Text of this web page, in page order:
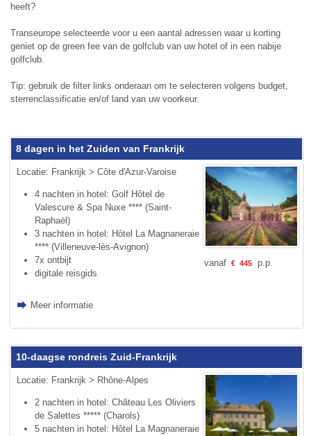
heeft?
Transeurope selecteerde voor u een aantal adressen waar u korting
geniet op de green fee van de golfclub van uw hotel of in een nabije
golfclub.
Tip: gebruik de filter links onderaan om te selecteren volgens budget,
sterrenclassificatie en/of land van uw voorkeur.
8 dagen in het Zuiden van Frankrijk
Locatie: Frankrijk > Côte d'Azur-Varoise
4 nachten in hotel: Golf Hôtel de
Valescure & Spa Nuxe **** (Saint-
Raphaël)
3 nachten in hotel: Hôtel La Magnaneraie
**** (Villeneuve-lès-Avignon)
7x ontbijt
digitale reisgids
Meer informatie
vanaf € 445p.p.
10-daagse rondreis Zuid-Frankrijk
Locatie: Frankrijk > Rhône-Alpes
2 nachten in hotel: Château Les Oliviers
de Salettes ***** (Charols)
5 nachten in hotel: Hôtel La Magnaneraie